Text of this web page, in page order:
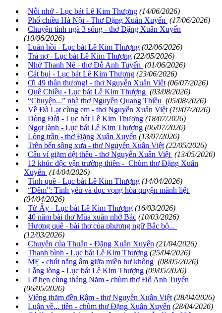
Nỗi nhớ - Lục bát Lê Kim Thượng (14/06/2026)
Phố chiều Hà Nội - Thơ Đặng Xuân Xuyến (17/06/2026)
Chuyện tình ngã 3 sông - thơ Đặng Xuân Xuyến
(10/06/2026)
Luân hồi - Lục bát Lê Kim Thượng (02/06/2026)
Trả nợ - Lục bát Lê Kim Thượng (22/05/2026)
Nhớ Thanh Nê - thơ Đỗ Anh Tuyến (01/06/2026)
Cát bụi - Lục bát Lê Kim Thượng (23/06/2026)
Ơi 49 thân thương! - thơ Nguyễn Xuân Việt (06/07/2026)
Quê Chiều - Lục bát Lê Kim Thượng (03/08/2026)
“Chuyện...” nhà thơ Nguyễn Quang Thiều (05/08/2026)
Về Đà Lạt cùng em - thơ Nguyễn Xuân Việt (19/07/2026)
Dòng Đời - Lục bát Lê Kim Thượng (18/07/2026)
Ngọt lành - Lục bát Lê Kim Thượng (06/07/2026)
Lòng trần - thơ Đặng Xuân Xuyến (13/07/2026)
Trên bến sông xưa - thơ Nguyễn Xuân Việt (22/05/2026)
Câu ví giặm dệt thêu - thơ Nguyễn Xuân Việt (13/05/2026)
12 khúc độc vận trường thiên - Chùm thơ Đặng Xuân
Xuyến (14/04/2026)
Tình quê - Lục bát Lê Kim Thượng (14/04/2026)
“Đêm”: Tình yêu và dục vọng hòa quyện mãnh liệt
(04/04/2026)
Từ Ấy - Lục bát Lê Kim Thượng (16/03/2026)
40 năm bài thơ Mùa xuân nhớ Bác (10/03/2026)
Hương quê - bài thơ của phương ngữ Bắc bộ...
(12/03/2026)
Chuyện của Thuận - Đặng Xuân Xuyến (21/04/2026)
Thanh bình - Lục bát Lê Kim Thượng (25/04/2026)
MẸ - chút nắng ấm giữa miền hư không (08/05/2026)
Lắng lòng - Lục bát Lê Kim Thượng (09/05/2026)
Lỡ hẹn cùng tháng Năm - chùm thơ Đỗ Anh Tuyến
(06/05/2026)
Viếng thăm đền Rậm - thơ Nguyễn Xuân Việt (28/04/2026)
Luận về... tiền - chùm thơ Đặng Xuân Xuyến (28/04/2026)